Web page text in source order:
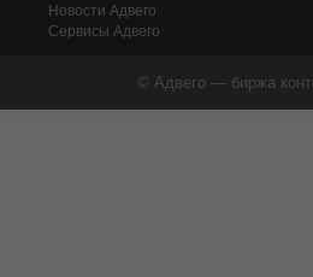
Новости Адвего
Сервисы Адвего
© Адвего — биржа